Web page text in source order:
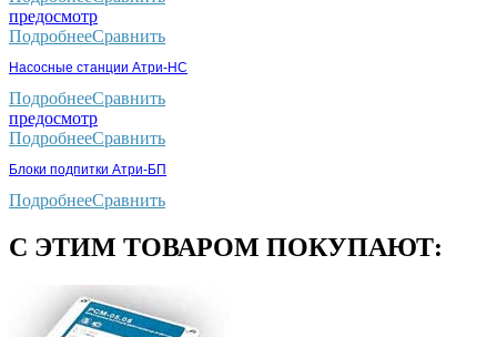
предосмотр
ПодробнееСравнить
Насосные станции Атри-НС
ПодробнееСравнить
предосмотр
ПодробнееСравнить
Блоки подпитки Атри-БП
ПодробнееСравнить
С ЭТИМ ТОВАРОМ ПОКУПАЮТ: